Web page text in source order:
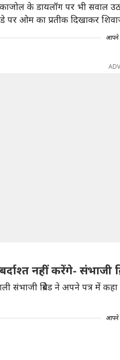
काजोल के डायलॉग पर भी सवाल
पर ओम का प्रतीक दिखाकर
आपने
नहीं करेंगे- संभाजी
संभाजी ब्रिगेड ने अपने पत्र में
आपने